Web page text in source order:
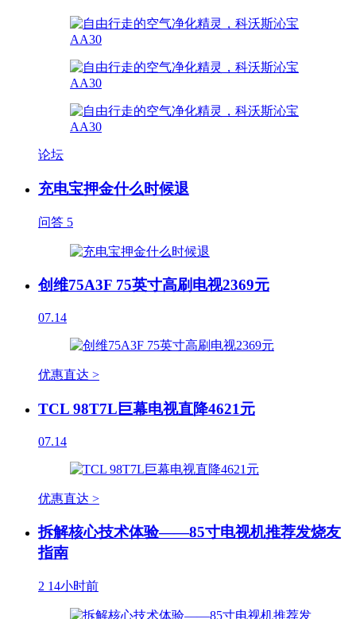
论坛
充电宝押金什么时候退
问答 5
创维75A3F 75英寸高刷电视2369元
07.14
优惠直达 >
TCL 98T7L巨幕电视直降4621元
07.14
优惠直达 >
拆解核心技术体验——85寸电视机推荐发烧友
指南
2 14小时前